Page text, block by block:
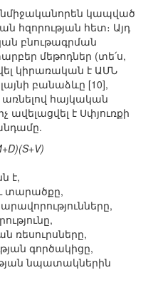
կապված
հզորության հետ։ Այդ
բնութագրման
մեթոդներ (տե՛ս,
կիրառական է ԱՄՆ
բանաձևը [10],
հայկական
ավելացվել է Սփյուռքի
է,
և տարածքը,
ռեսուրսները,
գործակիցը,
նպատակներին